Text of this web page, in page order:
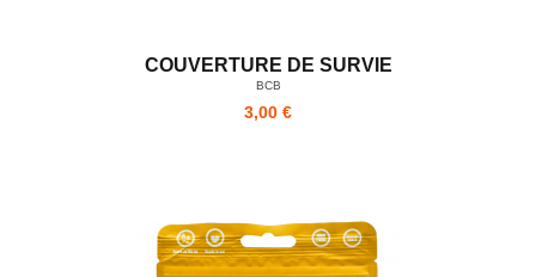
COUVERTURE DE SURVIE
BCB
3,00 €